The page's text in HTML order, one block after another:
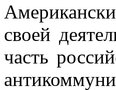
своей
часть